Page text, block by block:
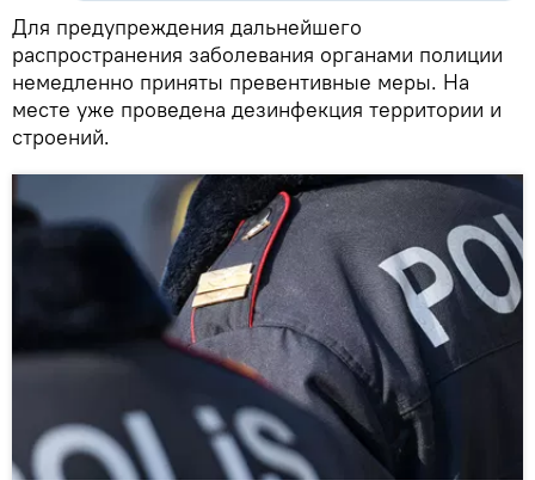
Для предупреждения дальнейшего
распространения заболевания органами полиции
немедленно приняты превентивные меры. На
месте уже проведена дезинфекция территории и
строений.